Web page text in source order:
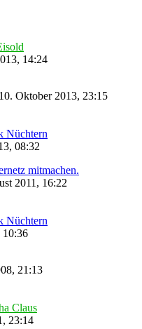
14:24
Oktober 2013, 23:15
Nüchtern
08:32
mitmachen.
2011, 16:22
Nüchtern
10:36
21:13
Claus
23:14